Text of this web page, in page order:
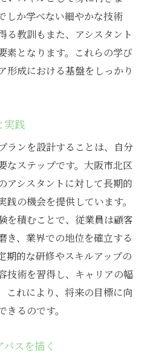
しか学べない細やかな技術
る教訓もまた、アシスタント
素となります。これらの学び
形成における基盤をしっかり
実践
ランを設計することは、自分
なステップです。大阪市北区
アシスタントに対して長期的
の機会を提供しています。
を積むことで、従業員は顧客
き、業界での地位を確立する
期的な研修やスキルアップの
技術を習得し、キャリアの幅
これにより、将来の目標に向
るのです。
スを描く